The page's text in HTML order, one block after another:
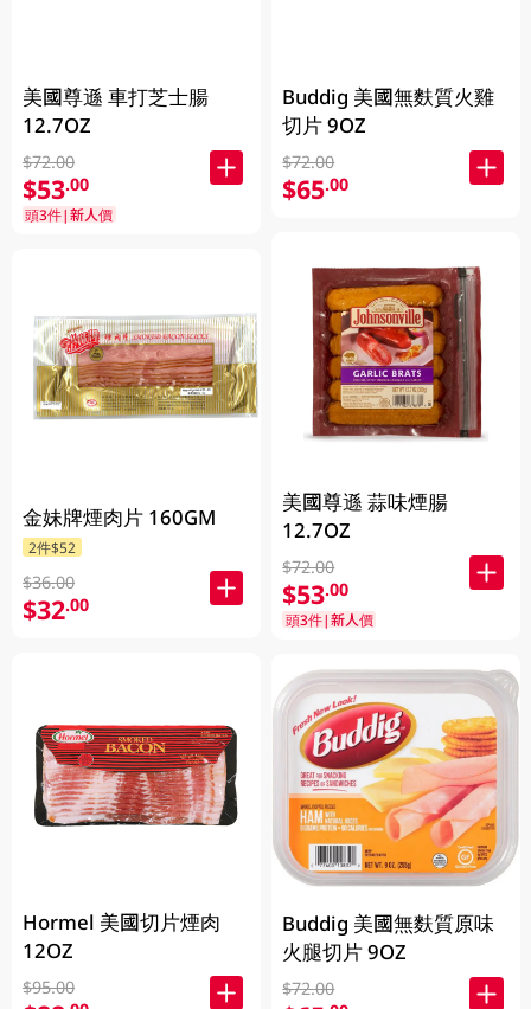
美國尊遜 車打芝士腸
12.7OZ
$72.00
$53.00
頭3件|新人價
金妹牌煙肉片 160GM
2件$52
$36.00
$32.00
Hormel 美國切片煙肉
12OZ
$95.00
Buddig 美國無麩質火雞
切片 9OZ
$72.00
$65.00
美國尊遜 蒜味煙腸
12.7OZ
$72.00
$53.00
頭3件|新人價
Buddig 美國無麩質原味
火腿切片 9OZ
$72.00